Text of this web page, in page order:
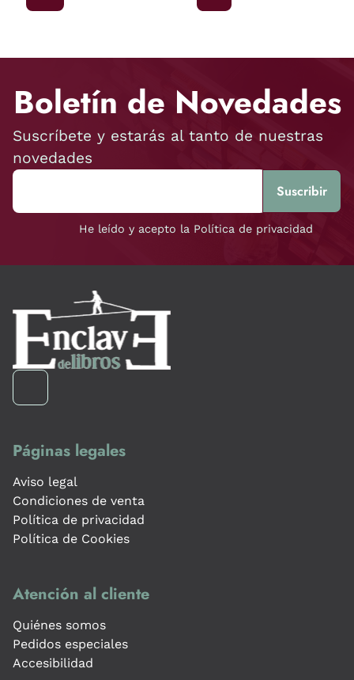
Boletín de Novedades
Suscríbete y estarás al tanto de nuestras
novedades
He leído y acepto la Política de privacidad
Páginas legales
Aviso legal
Condiciones de venta
Política de privacidad
Política de Cookies
Atención al cliente
Quiénes somos
Pedidos especiales
Accesibilidad